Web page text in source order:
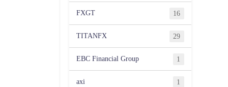
FXGT 16
TITANFX 29
EBC Financial Group 1
axi 1